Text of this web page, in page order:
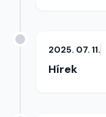
2025. 07. 11.
Hírek